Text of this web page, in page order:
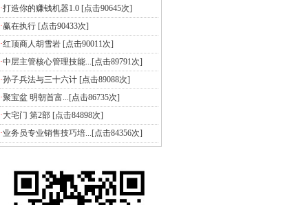
·打造你的赚钱机器1.0 [点击90645次]
·赢在执行 [点击90433次]
·红顶商人胡雪岩 [点击90011次]
·中层主管核心管理技能...[点击89791次]
·孙子兵法与三十六计 [点击89088次]
·聚宝盆 明朝首富...[点击86735次]
·大宅门 第2部 [点击84898次]
·业务员专业销售技巧培...[点击84356次]